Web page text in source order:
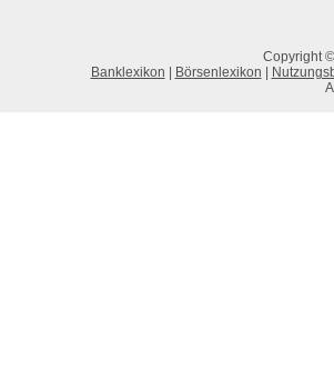
Copyright
Banklexikon
Börsenlexikon